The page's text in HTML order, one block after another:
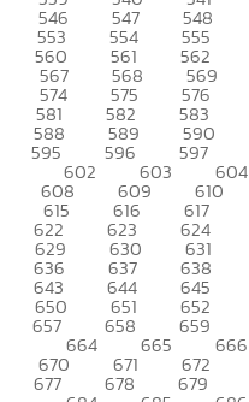
546 547 548
553 554 555
560 561 562
567 568 569
574 575 576
581 582 583
588 589 590
595 596 597
602 603 604
608 609 610
615 616 617
622 623 624
629 630 631
636 637 638
643 644 645
650 651 652
657 658 659
664 665 666
670 671 672
677 678 679